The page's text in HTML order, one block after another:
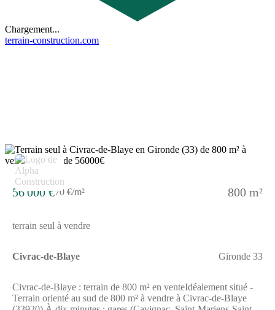
Chargement...
terrain-construction.com
56 000 €70 €/m² 800 m²
terrain seul à vendre
Civrac-de-Blaye Gironde 33
Civrac-de-Blaye : terrain de 800 m² en venteIdéalement situé -
Terrain orienté au sud de 800 m² à vendre à Civrac-de-Blaye